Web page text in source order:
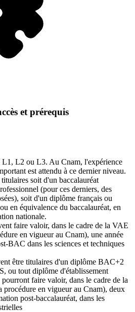
et prérequis
L1, L2 ou L3. Au Cnam, l'expérience
est attendu à ce dernier niveau.
soit d'un baccalauréat
(pour ces derniers, des
soit d'un diplôme français ou
en équivalence du baccalauréat, en
nationale.
faire valoir, dans le cadre de la VAE
en vigueur au Cnam), une année
BAC dans les sciences et techniques
être titulaires d'un diplôme BAC+2
ou tout diplôme d'établissement
faire valoir, dans le cadre de la
en vigueur au Cnam), deux
post-baccalauréat, dans les